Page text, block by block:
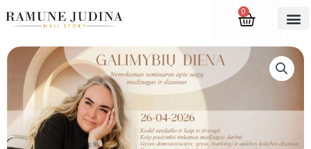
to
0
Cart